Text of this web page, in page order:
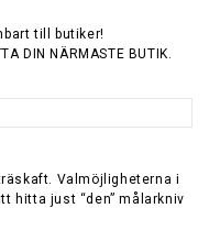
till butiker!
DIN NÄRMASTE BUTIK.
Valmöjligheterna i
hitta just “den” målarkniv